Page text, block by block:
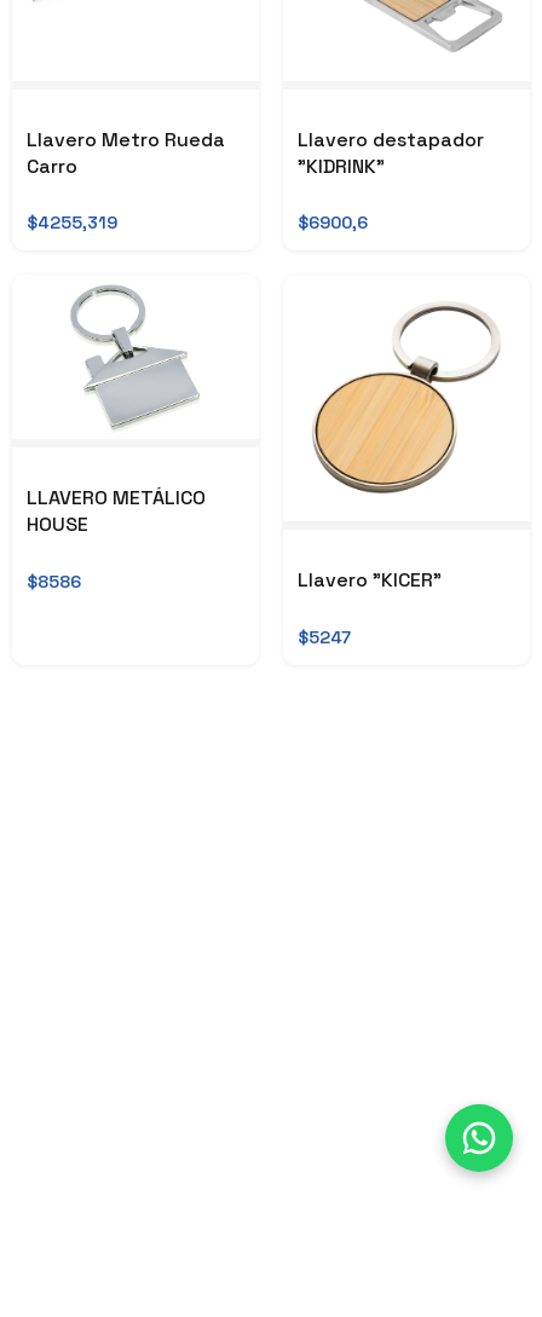
Llavero Metro Rueda
Carro
$4255,319
Llavero destapador
"KIDRINK"
$6900,6
LLAVERO METÁLICO
HOUSE
$8586 Llavero "KICER"
$5247